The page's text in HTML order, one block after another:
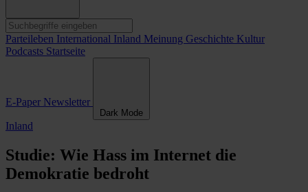
Parteileben International Inland Meinung Geschichte Kultur
Podcasts Startseite
E-Paper Newsletter
Dark Mode
Inland
Studie: Wie Hass im Internet die
Demokratie bedroht